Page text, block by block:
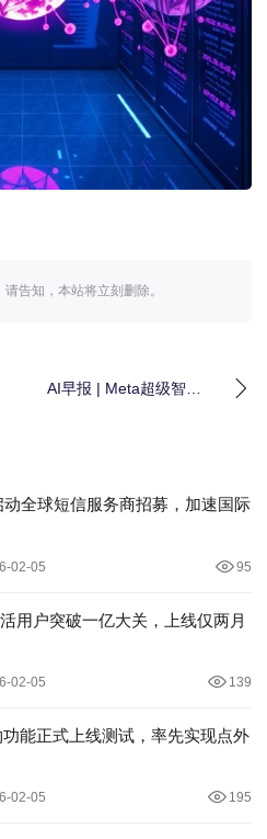
告知，本站将立刻删除。
AI早报 | Meta超级智能
动全球短信服务商招募，加速国际
02-05 95
用户突破一亿大关，上线仅两月
02-05 139
能正式上线测试，率先实现点外
02-05 195